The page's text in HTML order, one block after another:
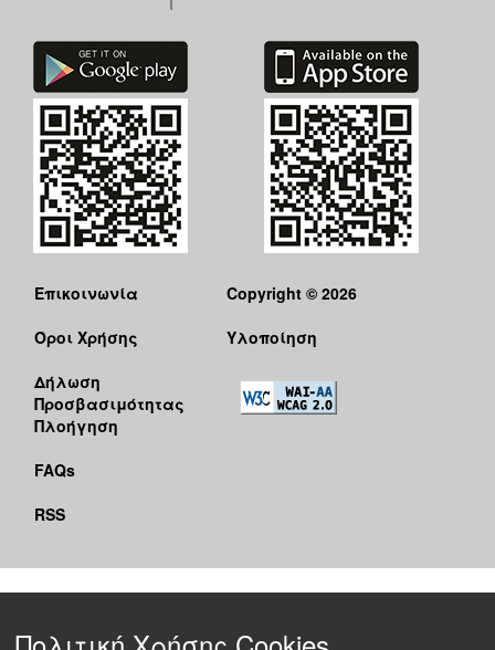
Επικοινωνία
Όροι Χρήσης
Δήλωση
Προσβασιμότητας
Πλοήγηση
FAQs
RSS
Copyright © 2026
Υλοποίηση